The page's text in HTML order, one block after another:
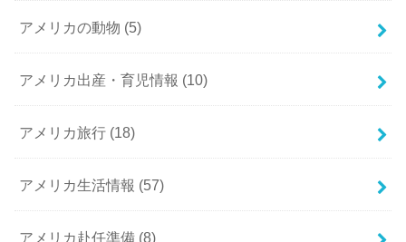
アメリカの動物 (5)
アメリカ出産・育児情報 (10)
アメリカ旅行 (18)
アメリカ生活情報 (57)
アメリカ赴任準備 (8)